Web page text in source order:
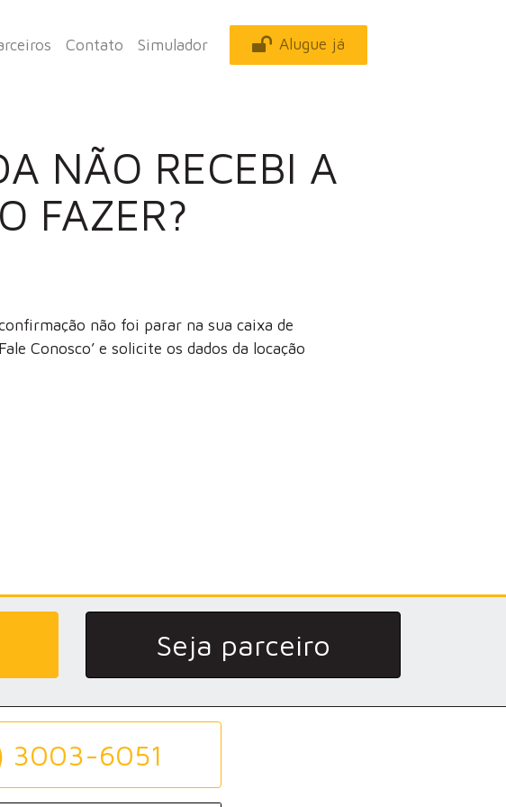
Contato Simulador Alugue já
NÃO RECEBI A
FAZER?
não foi parar na sua caixa de
Conosco’ e solicite os dados da locação
Seja parceiro
3003-6051